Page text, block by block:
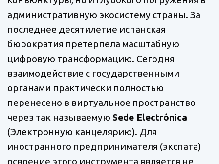
административную экосистему страны. За
последнее десятилетие испанская
бюрократия претерпела масштабную
цифровую трансформацию. Сегодня
взаимодействие с государственными
органами практически полностью
перенесено в виртуальное пространство
через так называемую Sede Electrónica
(Электронную канцелярию). Для
иностранного предпринимателя (экспата)
освоение этого инструмента является не